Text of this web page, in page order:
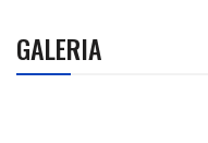
GALERIA